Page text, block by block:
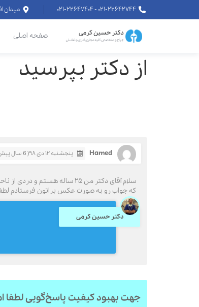
۰۲۱-۲۲۶۴۲۷۴۴ - ۰۲۱-۲۲۶۴۷۴۰۴ میدان
صفحه اصلی
از دکتر بپرسید
Hamed پنجشنبه ۱۲ دی ۹۸( 6 سال پیش)
سلام آقای دکتر من ۲۵
که جواب رو به صورت عکس براتون فرستادم
دکتر حسین کرمی
جهت بهبود کیفیت پاسخ‌گویی لطفا